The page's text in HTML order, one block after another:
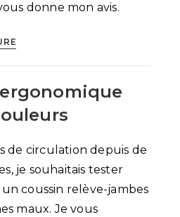
donne mon avis.
un
meilleur
de circulation depuis de
je souhaitais tester
coussin relève-jambes
maux. Je vous